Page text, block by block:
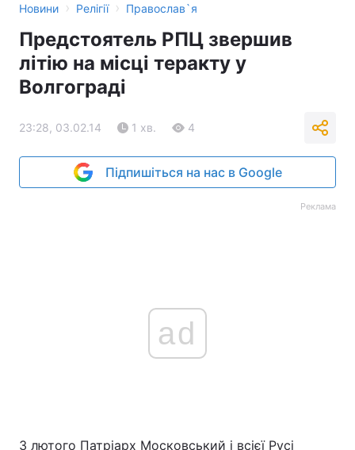
Новини › Релігії › Православ`я
Предстоятель РПЦ звершив
літію на місці теракту у
Волгограді
23:28, 03.02.14 1 хв. 4
Підпишіться на нас в Google
Реклама
ad
3 лютого Патріарх Московський і всієї Русі